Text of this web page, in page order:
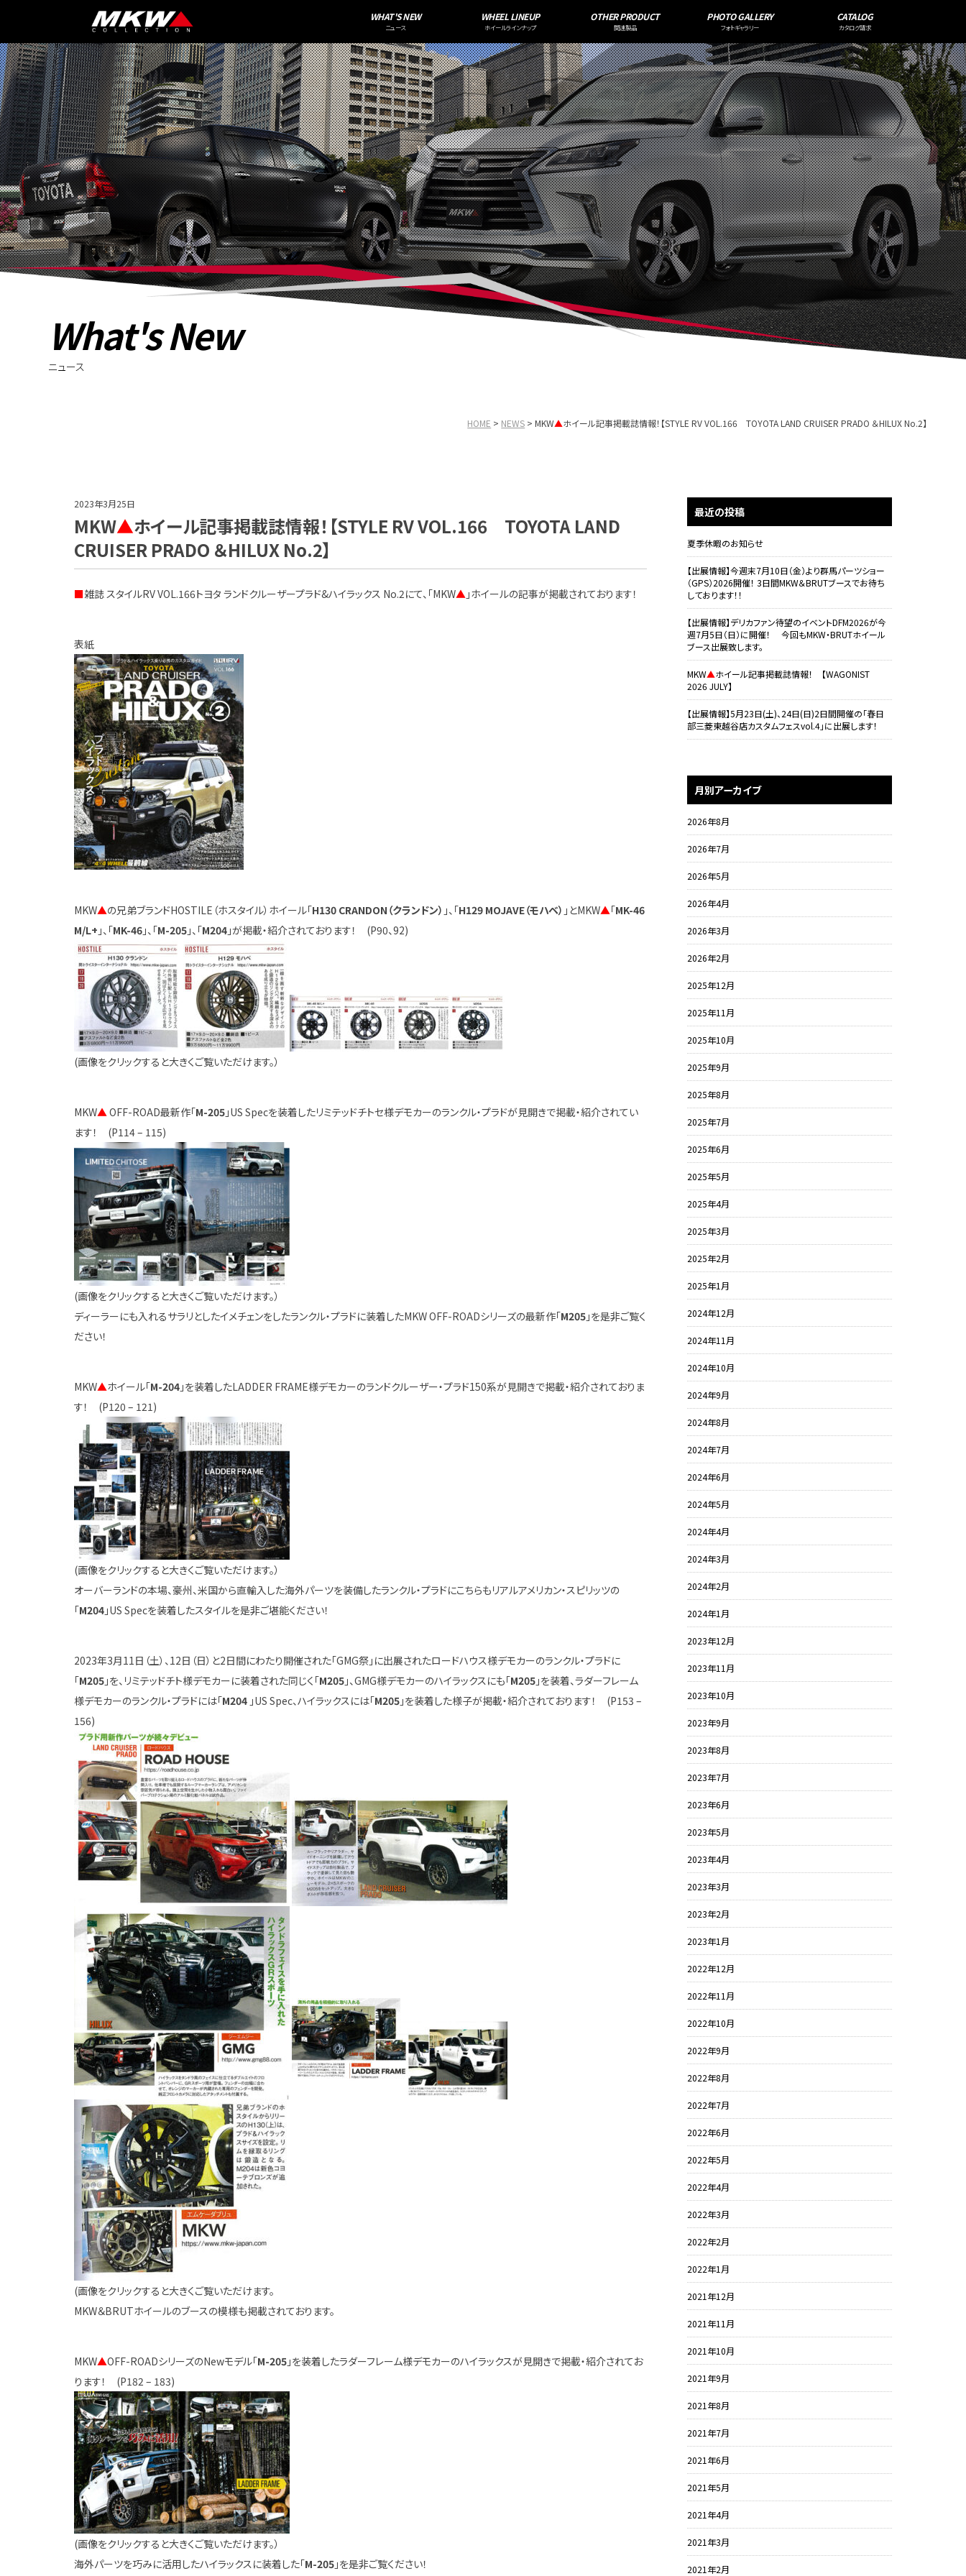
WHAT'S NEW
ニュース
WHEEL LINEUP
ホイールラインナップ
OTHER PRODUCT
関連製品
PHOTO GALLERY
フォトギャラリー
CATALOG
カタログ請求
What's New
ニュース
HOME NEWS MKW▲ホイール記事掲載誌情報！【STYLE RV VOL.166 TOYOTA LAND CRUISER PRADO ＆HILUX No.2】
2023年3月25日
MKW▲ホイール記事掲載誌情報！【STYLE RV VOL.166 TOYOTA LAND
CRUISER PRADO ＆HILUX No.2】
■雑誌 スタイルRV VOL.166トヨタ ランドクルーザープラド&ハイラックス No.2にて、「MKW▲ 」ホイールの記事が掲載されております！
表紙
MKW▲の兄弟ブランドHOSTILE（ホスタイル）ホイール「H130 CRANDON（クランドン） 」、「H129 MOJAVE（モハベ） 」とMKW▲「MK-46
M/L+ 」、「MK-46 」、「M-205 」、「M204 」が掲載・紹介されております！ (P90、92)
(画像をクリックすると大きくご覧いただけます。）
MKW▲OFF-ROAD最新作「M-205 」US Specを装着したリミテッドチトセ様デモカーのランクル・プラドが見開きで掲載・紹介されてい
ます！ (P114 – 115)
(画像をクリックすると大きくご覧いただけます。）
ディーラーにも入れるサラリとしたイメチェンをしたランクル・プラドに装着したMKW OFF-ROADシリーズの最新作「M205 」を是非ご覧く
ださい！
MKW▲ホイール「M-204 」を装着したLADDER FRAME様デモカーのランドクルーザー・プラド150系が見開きで掲載・紹介されておりま
す！ (P120 – 121)
(画像をクリックすると大きくご覧いただけます。）
オーバーランドの本場、豪州、米国から直輸入した海外パーツを装備したランクル・プラドにこちらもリアルアメリカン・スピリッツの
「M204 」US Specを装着したスタイルを是非ご堪能ください！
2023年3月11日（土）、12日（日）と2日間にわたり開催された「GMG祭」に出展されたロードハウス様デモカーのランクル・プラドに
「M205 」を、リミテッドチト様デモカーに装着された同じく「M205 」、GMG様デモカーのハイラックスにも「M205 」を装着、ラダーフレーム
様デモカーのランクル・プラドには「M204 」US Spec、ハイラックスには「M205 」を装着した様子が掲載・紹介されております！ (P153 –
156)
(画像をクリックすると大きくご覧いただけます。
MKW＆BRUTホイールのブースの模様も掲載されております。
MKW▲OFF-ROADシリーズのNewモデル「M-205 」を装着したラダーフレーム様デモカーのハイラックスが見開きで掲載・紹介されてお
ります！ (P182 – 183)
(画像をクリックすると大きくご覧いただけます。）
海外パーツを巧みに活用したハイラックスに装着した「M-205 」を是非ご覧ください！
最近の投稿
夏季休暇のお知らせ
【出展情報】今週末7月10日（金）より群馬パーツショー
（GPS）2026開催！ 3日間MKW＆BRUTブースでお待ち
しております！！
【出展情報】デリカファン待望のイベントDFM2026が今
週7月5日（日）に開催！ 今回もMKW・BRUTホイール
ブース出展致します。
MKW▲ホイール記事掲載誌情報！ 【WAGONIST
2026 JULY】
【出展情報】5月23日(土)、24日(日)2日間開催の「春日
部三菱東越谷店カスタムフェスvol.4」に出展します！
月別アーカイブ
2026年8月
2026年7月
2026年5月
2026年4月
2026年3月
2026年2月
2025年12月
2025年11月
2025年10月
2025年9月
2025年8月
2025年7月
2025年6月
2025年5月
2025年4月
2025年3月
2025年2月
2025年1月
2024年12月
2024年11月
2024年10月
2024年9月
2024年8月
2024年7月
2024年6月
2024年5月
2024年4月
2024年3月
2024年2月
2024年1月
2023年12月
2023年11月
2023年10月
2023年9月
2023年8月
2023年7月
2023年6月
2023年5月
2023年4月
2023年3月
2023年2月
2023年1月
2022年12月
2022年11月
2022年10月
2022年9月
2022年8月
2022年7月
2022年6月
2022年5月
2022年4月
2022年3月
2022年2月
2022年1月
2021年12月
2021年11月
2021年10月
2021年9月
2021年8月
2021年7月
2021年6月
2021年5月
2021年4月
2021年3月
2021年2月